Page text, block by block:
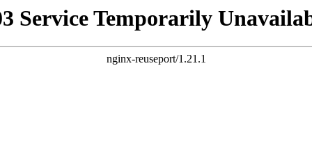
Service Temporarily
nginx-reuseport/1.21.1